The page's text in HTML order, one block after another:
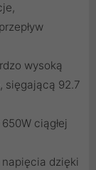
wysoką
sięgającą 92.7
ciągłej
dzięki